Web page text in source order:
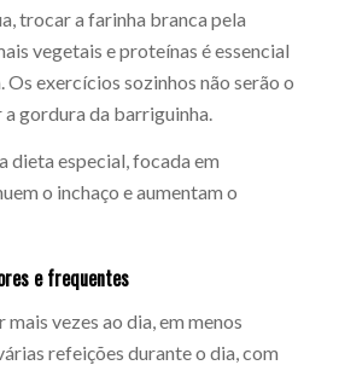
trocar a farinha branca pela
vegetais e proteínas é essencial
exercícios sozinhos não serão o
gordura da barriguinha.
dieta especial, focada em
o inchaço e aumentam o
e frequentes
mais vezes ao dia, em menos
refeições durante o dia, com